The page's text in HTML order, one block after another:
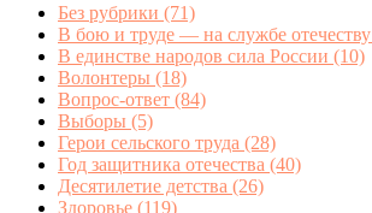
Без рубрики (71)
В бою и труде — на службе отечеству
В единстве народов сила России (10)
Волонтеры (18)
Вопрос-ответ (84)
Выборы (5)
Герои сельского труда (28)
Год защитника отечества (40)
Десятилетие детства (26)
Здоровье (119)